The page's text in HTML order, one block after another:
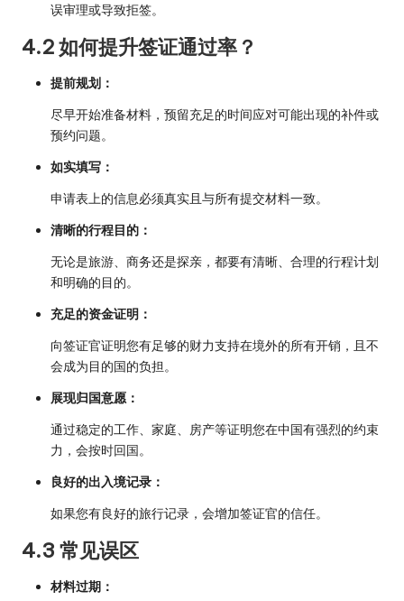
误审理或导致拒签。
4.2 如何提升签证通过率？
提前规划：
尽早开始准备材料，预留充足的时间应对可能出现的补件或
预约问题。
如实填写：
申请表上的信息必须真实且与所有提交材料一致。
清晰的行程目的：
无论是旅游、商务还是探亲，都要有清晰、合理的行程计划
和明确的目的。
充足的资金证明：
向签证官证明您有足够的财力支持在境外的所有开销，且不
会成为目的国的负担。
展现归国意愿：
通过稳定的工作、家庭、房产等证明您在中国有强烈的约束
力，会按时回国。
良好的出入境记录：
如果您有良好的旅行记录，会增加签证官的信任。
4.3 常见误区
材料过期：